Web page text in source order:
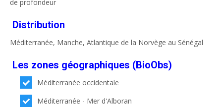
de profondeur
Distribution
Méditerranée, Manche, Atlantique de la Norvège au Sénégal
Les zones géographiques (BioObs)
Méditerranée occidentale
Méditerranée - Mer d'Alboran